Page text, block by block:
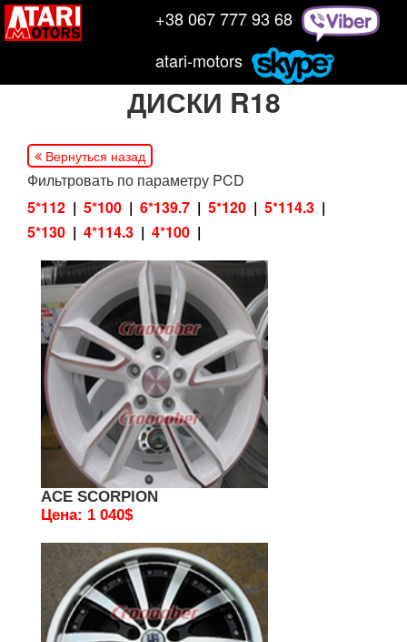
+38 067 777 93 68
atari-motors
ДИСКИ R18
Вернуться назад
Фильтровать по параметру PCD
5*112
5*100 6*139.7 5*120
5*114.3
5*130
4*114.3 4*100
ACE SCORPION
Цена: 1 040$